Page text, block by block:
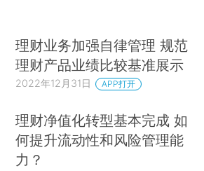
理财业务加强自律管理 规范
理财产品业绩比较基准展示
2022年12月31日 APP打开
理财净值化转型基本完成 如
何提升流动性和风险管理能
力？